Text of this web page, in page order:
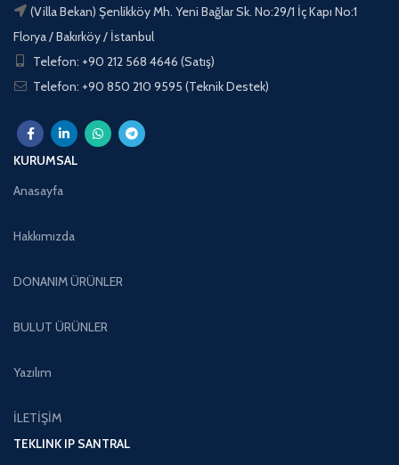
(Villa Bekan) Şenlikköy Mh. Yeni Bağlar Sk. No:29/1 İç Kapı No:1
Florya / Bakırköy / İstanbul
Telefon: +90 212 568 4646 (Satış)
Telefon: +90 850 210 9595 (Teknik Destek)
KURUMSAL
Anasayfa
Hakkımızda
DONANIM ÜRÜNLER
BULUT ÜRÜNLER
Yazılım
İLETİŞİM
TEKLINK IP SANTRAL